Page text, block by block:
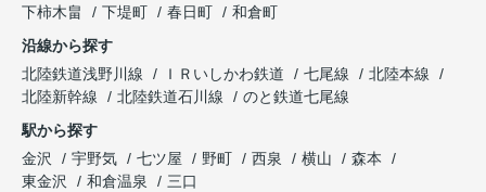
下柿木畠
下堤町 春日町
和倉町
沿線から探す
北陸鉄道浅野川線
ＩＲいしかわ鉄道 七尾線
北陸本線
北陸新幹線
北陸鉄道石川線
のと鉄道七尾線
駅から探す
金沢
宇野気 七ツ屋 野町 西泉 横山
森本
東金沢
和倉温泉 三口